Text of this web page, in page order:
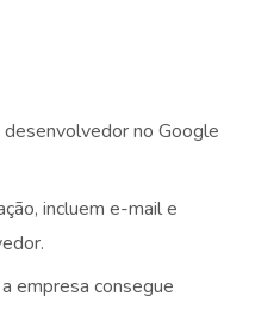
no Google
incluem e-mail e
empresa consegue